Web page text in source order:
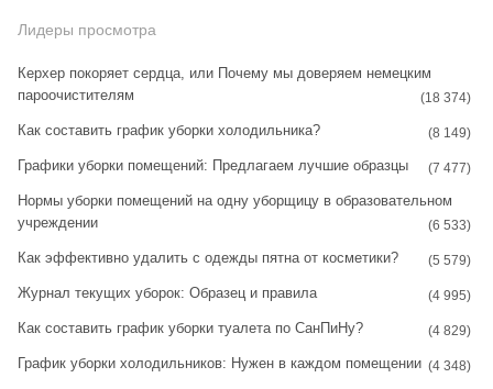
s
a
g
r
a
n
e
r
e
s
Лидеры просмотра
Керхер покоряет сердца, или Почему мы доверяем немецким
пароочистителям
(18 374)
Как составить график уборки холодильника? (8 149)
Графики уборки помещений: Предлагаем лучшие образцы (7 477)
Нормы уборки помещений на одну уборщицу в образовательном
учреждении
(6 533)
Как эффективно удалить с одежды пятна от косметики? (5 579)
Журнал текущих уборок: Образец и правила (4 995)
Как составить график уборки туалета по СанПиНу? (4 829)
График уборки холодильников: Нужен в каждом помещении (4 348)